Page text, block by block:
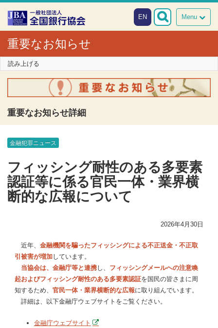
本文へスキップ
障がい者向け相談窓口
Menu
EN
重要なお知らせ
読み上げる
重要なお知らせ詳細
金融犯罪ニュース
フィッシング耐性のある多要素
認証等に係る官民一体・業界横
断的な広報について
2026年4月30日
近年、 金融機関を騙ったフィッシングによる不正送金・不正取
引被害が増加しています。
当協会は、金融庁等と連携し、 フィッシングメールへの注意喚
起およびフィッシング耐性のある多要素認証を国民の皆さまに周
知するため、 官民一体・業界横断的な広報に取り組んでいます。
詳細は、以下金融庁ウェブサイトをご覧ください。
金融庁ウェブサイト